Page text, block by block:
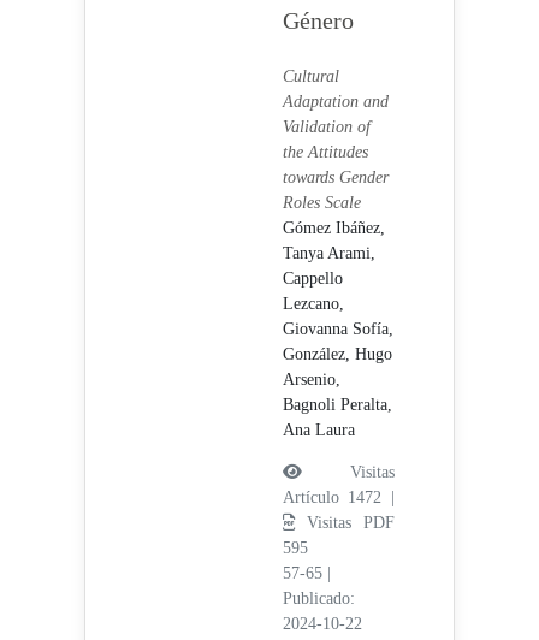
Género
Cultural
Adaptation and
Validation of
the Attitudes
towards Gender
Roles Scale
Gómez Ibáñez,
Tanya Arami,
Cappello
Lezcano,
Giovanna Sofía,
González, Hugo
Arsenio,
Bagnoli Peralta,
Ana Laura
Visitas
Artículo 1472 |
Visitas PDF
595
57-65
Publicado:
2024-10-22